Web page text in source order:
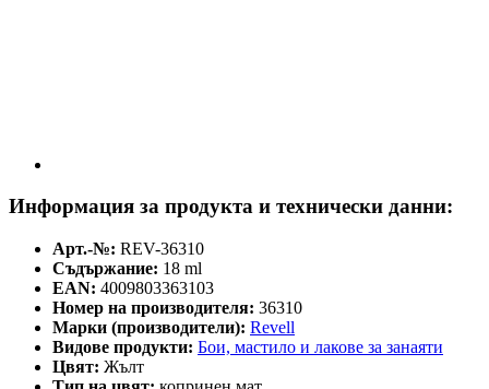
Информация за продукта и технически данни:
Арт.-№: REV-36310
Съдържание: 18 ml
EAN: 4009803363103
Номер на производителя: 36310
Марки (производители): Revell
Видове продукти: Бои, мастилo и лакове за занаяти
Цвят: Жълт